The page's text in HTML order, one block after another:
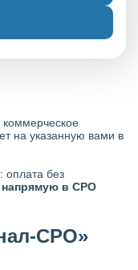
коммерческое
на указанную вами в
без
напрямую в СРО
СРО»